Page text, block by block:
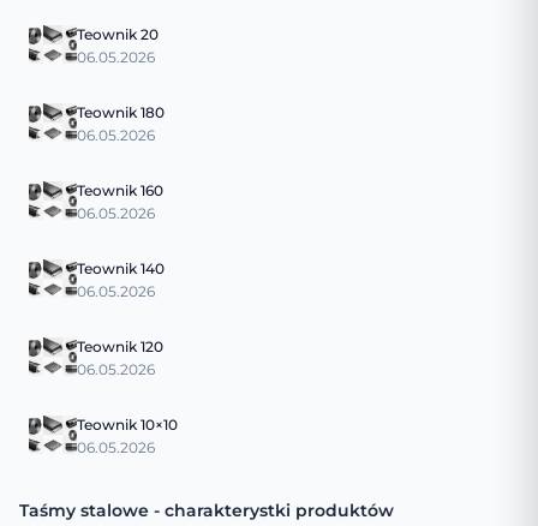
Teownik 20
06.05.2026
Teownik 180
06.05.2026
Teownik 160
06.05.2026
Teownik 140
06.05.2026
Teownik 120
06.05.2026
Teownik 10×10
06.05.2026
Taśmy stalowe - charakterystki produktów